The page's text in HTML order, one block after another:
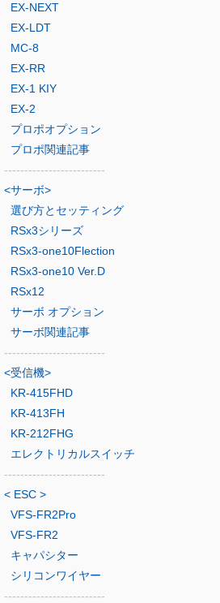
EX-NEXT
EX-LDT
MC-8
EX-RR
EX-1 KIY
EX-2
プロポオプション
プロポ関連記事
-------------------------
<サーボ>
選び方とセッティング
RSx3シリーズ
RSx3-one10Flection
RSx3-one10 Ver.D
RSx12
サーボ オプション
サーボ関連記事
-------------------------
<受信機>
KR-415FHD
KR-413FH
KR-212FHG
エレクトリカルスイッチ
-------------------------
< ESC >
VFS-FR2Pro
VFS-FR2
キャパシター
シリコンワイヤー
-------------------------